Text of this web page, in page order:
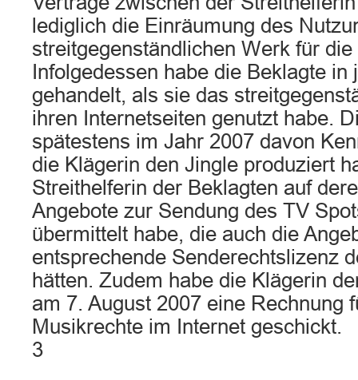
lediglich die Einräumung des
streitgegenständlichen Werk für
Infolgedessen habe die Beklagte
gehandelt, als sie das
ihren Internetseiten genutzt habe.
spätestens im Jahr 2007 davon
die Klägerin den Jingle produziert
Streithelferin der Beklagten auf
Angebote zur Sendung des TV
übermittelt habe, die auch die
entsprechende Senderechtslizenz
hätten. Zudem habe die Klägerin
am 7. August 2007 eine Rechnung
Musikrechte im Internet geschickt.
3